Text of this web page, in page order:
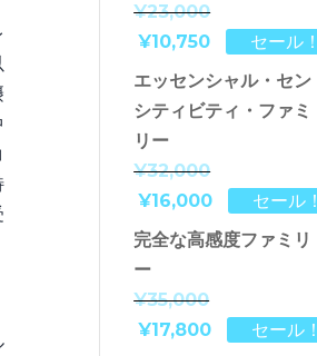
¥23,000
¥10,750
セール！
エッセンシャル・セン
シティビティ・ファミ
リー
¥32,000
¥16,000
セール！
完全な高感度ファミリ
ー
¥35,000
¥17,800
セール！